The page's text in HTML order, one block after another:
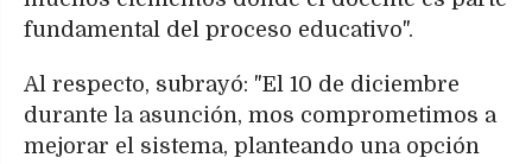
fundamental del proceso educativo".
Al respecto, subrayó: "El 10 de diciembre
durante la asunción, mos comprometimos a
mejorar el sistema, planteando una opción